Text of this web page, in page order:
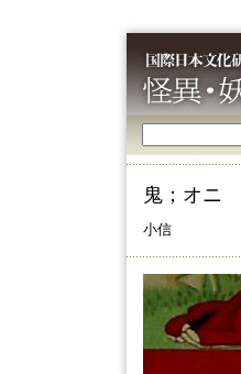
鬼；オニ
小信